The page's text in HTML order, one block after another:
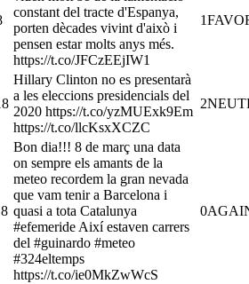
constant del tracte d'Espanya,
porten dècades vivint d'això i
pensen estar molts anys més.
https://t.co/JFCzEEjIW1
1
Hillary Clinton no es presentarà
a les eleccions presidencials del
2020 https://t.co/yzMUExk9Em
https://t.co/llcKsxXCZC
2
Bon dia!!! 8 de març una data
on sempre els amants de la
meteo recordem la gran nevada
que vam tenir a Barcelona i
quasi a tota Catalunya
#efemeride Així estaven carrers
del #guinardo #meteo
#324eltemps
https://t.co/ie0MkZwWcS
0